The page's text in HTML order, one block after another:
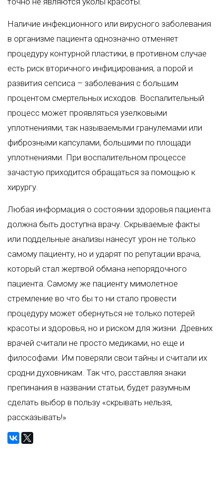
Наличие инфекционного или вирусного заболевания
в организме пациента однозначно отменяет
процедуру контурной пластики, в противном случае
есть риск вторичного инфицирования, а порой и
развития сепсиса – заболевания с большим
процентом смертельных исходов. Воспалительный
процесс может проявляться узелковыми
уплотнениями, так называемыми гранулемами или
фиброзными капсулами, большими по площади
уплотнениями. При воспалительном процессе
зачастую приходится обращаться за помощью к
хирургу.
Любая информация о состоянии здоровья пациента
должна быть доступна врачу. Скрываемые факты
или поддельные анализы нанесут урон не только
самому пациенту, но и ударят по репутации врача,
который стал жертвой обмана непорядочного
пациента. Самому же пациенту мимолетное
стремление во что бы то ни стало провести
процедуру может обернуться не только потерей
красоты и здоровья, но и риском для жизни. Древних
врачей считали не просто медиками, но еще и
философами. Им поверяли свои тайны и считали их
сродни духовникам. Так что, расставляя знаки
препинания в названии статьи, будет разумным
сделать выбор в пользу «скрывать нельзя,
рассказывать!»